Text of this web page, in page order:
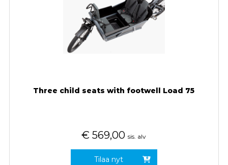
Three child seats with footwell Load 75
€ 569,00 sis. alv
Tilaa nyt